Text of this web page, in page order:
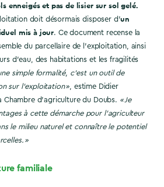
enneigés et pas de lisier sur sol gelé.
doit désormais disposer d’un
mis à jour. Ce document recense la
du parcellaire de l’exploitation, ainsi
d’eau, des habitations et les fragilités
simple formalité, c’est un outil de
sur l’exploitation » , estime Didier
Chambre d’agriculture du Doubs. « Je
à cette démarche pour l’agriculteur
le milieu naturel et connaître le potentiel
»
familiale